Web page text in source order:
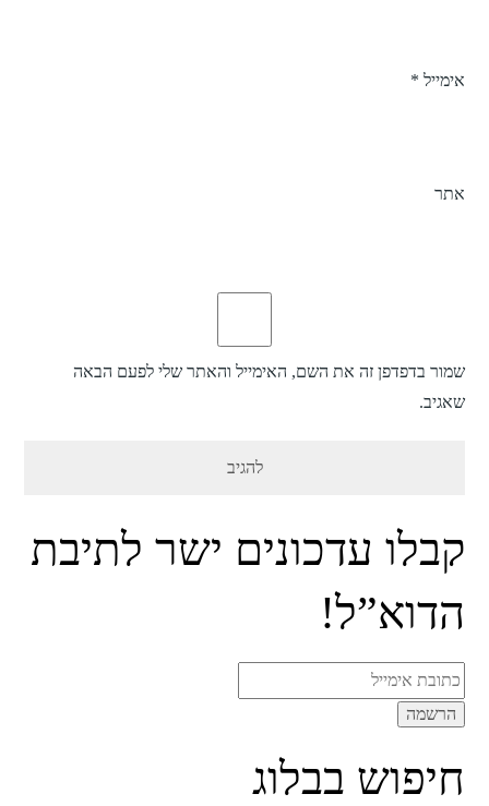
אימייל *
אתר
שמור בדפדפן זה את השם, האימייל והאתר שלי לפעם הבאה
שאגיב.
קבלו עדכונים ישר לתיבת
הדוא”ל!
חיפוש בבלוג